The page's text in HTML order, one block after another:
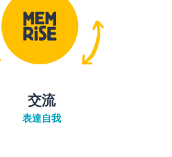
交流
表達自我